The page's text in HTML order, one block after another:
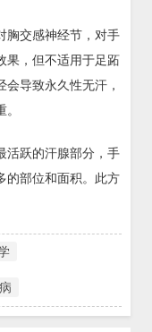
胸交感神经节，对手
果，但不适用于足跖
导致永久性无汗，
活跃的汗腺部分，手
的部位和面积。此方